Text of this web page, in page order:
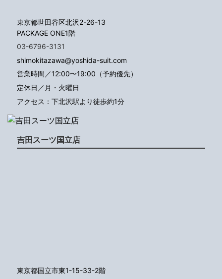
東京都世田谷区北沢2-26-13
PACKAGE ONE1階
03-6796-3131
shimokitazawa@yoshida-suit.com
営業時間／12:00〜19:00（予約優先）
定休日／月・火曜日
アクセス：下北沢駅より徒歩約1分
吉田スーツ国立店
東京都国立市東1-15-33-2階